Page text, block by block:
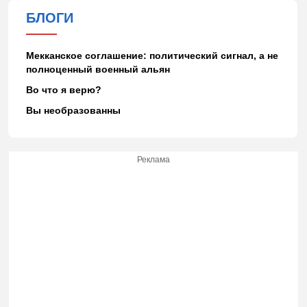
БЛОГИ
Мекканское соглашение: политический сигнал, а не
полноценный военный альян
Во что я верю?
Вы необразованны
Реклама